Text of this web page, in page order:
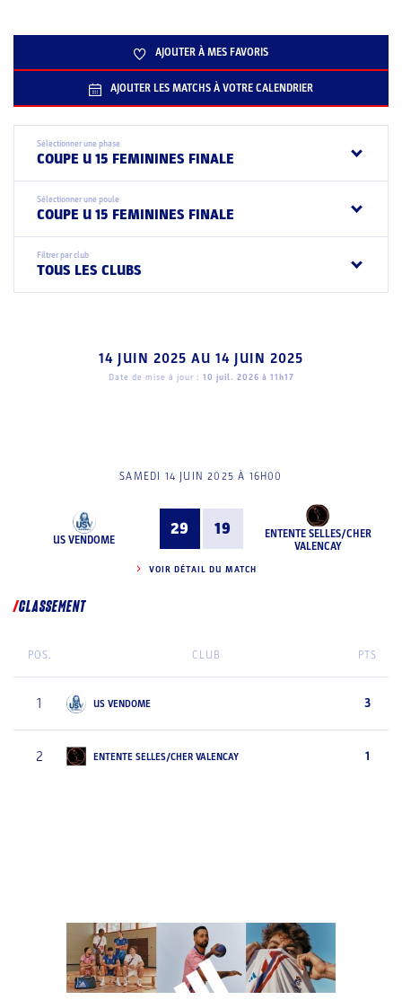
AJOUTER À MES FAVORIS
AJOUTER LES MATCHS À VOTRE CALENDRIER
Sélectionner une phase
COUPE U 15 FEMININES FINALE
Sélectionner une poule
COUPE U 15 FEMININES FINALE
Filtrer par club
TOUS LES CLUBS
14 JUIN 2025 AU 14 JUIN 2025
Date de mise à jour : 10 juil. 2026 à 11h17
SAMEDI 14 JUIN 2025 À 16H00
US VENDOME
29 19
ENTENTE SELLES/CHER
VALENCAY
VOIR DÉTAIL DU MATCH
CLASSEMENT
POS. CLUB PTS
1 US VENDOME 3
2 ENTENTE SELLES/CHER VALENCAY 1